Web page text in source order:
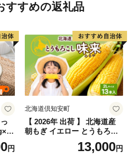
すすめの返礼品
ス
も円
北海道倶知安町
【 2026年 出荷 】 北海道産
朝もぎ イエロー とうもろこ
し 味来 みらい 2Lサイズ 13
本 約5kg 大きめ 夏野菜 とう
13,000円